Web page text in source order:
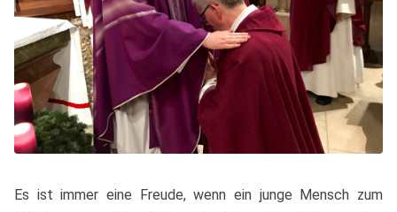
Es ist immer eine Freude, wenn ein junge Mensch zum